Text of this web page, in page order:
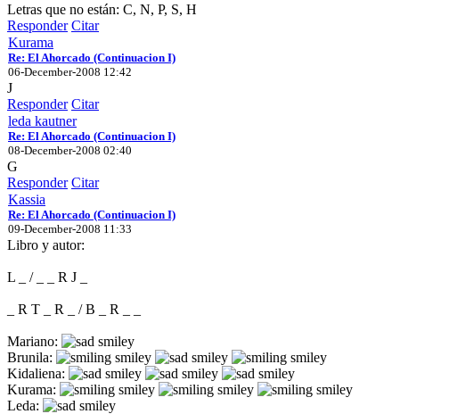
Letras que no están: C, N, P, S, H
Responder Citar
Kurama
Re: El Ahorcado (Continuacion I)
06-December-2008 12:42
J
Responder Citar
leda kautner
Re: El Ahorcado (Continuacion I)
08-December-2008 02:40
G
Responder Citar
Kassia
Re: El Ahorcado (Continuacion I)
09-December-2008 11:33
Libro y autor:
L _ / _ _ R J _
_ R T _ R _ / B _ R _ _
Mariano:
Brunila:
Kidaliena:
Kurama:
Leda: